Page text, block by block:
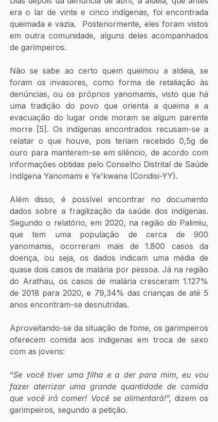
era o lar de vinte e cinco indígenas, foi encontrada
queimada e vazia.  Posteriormente, eles foram vistos
em outra comunidade, alguns deles acompanhados
de garimpeiros.
Não se sabe ao certo quem queimou a aldeia, se
foram os invasores, como forma de retaliação às
denúncias, ou os próprios yanomamis, visto que há
uma tradição do povo que orienta a queima e a
evacuação do lugar onde moram se algum parente
morre [5]. Os indígenas encontrados recusam-se a
relatar o que houve, pois teriam recebido 0,5g de
ouro para manterem-se em silêncio, de acordo com
informações obtidas pelo Conselho Distrital de Saúde
Indígena Yanomami e Ye'kwana (Condisi-YY).
Além disso, é possível encontrar no documento
dados sobre a fragilização da saúde dos indígenas.
Segundo o relatório, em 2020, na região do Palimiu,
que tem uma população de cerca de 900
yanomamis, ocorreram mais de 1.800 casos da
doença, ou seja, os dados indicam uma média de
quase dois casos de malária por pessoa. Já na região
do Arathau, os casos de malária cresceram 1.127%
de 2018 para 2020, e 79,34% das crianças de até 5
anos encontram-se desnutridas.
Aproveitando-se da situação de fome, os garimpeiros
oferecem comida aos indigenas em troca de sexo
com as jovens:
“Se você tiver uma filha e a der para mim, eu vou
fazer aterrizar uma grande quantidade de comida
que você irá comer! Você se alimentará!”, dizem os
garimpeiros, segundo a petição.